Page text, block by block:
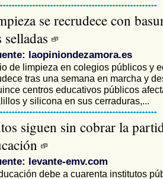
se recrudece con
laopiniondezamora.es
de limpieza en colegios públicos y
tras una semana en marcha y
centros educativos públicos
y silicona en sus cerraduras,...
siguen sin cobrar la
levante-emv.com
debe a cuarenta institutos